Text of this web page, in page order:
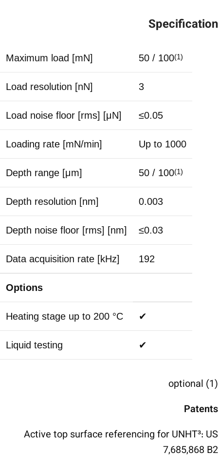
Specification
Maximum load [mN] 50 / 100(1)
Load resolution [nN] 3
Load noise floor [rms] [μN] ≤0.05
Loading rate [mN/min] Up to 1000
Depth range [μm] 50 / 100(1)
Depth resolution [nm] 0.003
Depth noise floor [rms] [nm] ≤0.03
Data acquisition rate [kHz] 192
Options
Heating stage up to 200 °C ✔
Liquid testing ✔
(1) optional
Patents
Active top surface referencing for UNHT³: US
7,685,868 B2